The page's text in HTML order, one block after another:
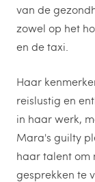
van de
zowel op het
en de taxi.
Haar
reislustig en
in haar werk,
Mara's guilty
haar talent om
gesprekken te